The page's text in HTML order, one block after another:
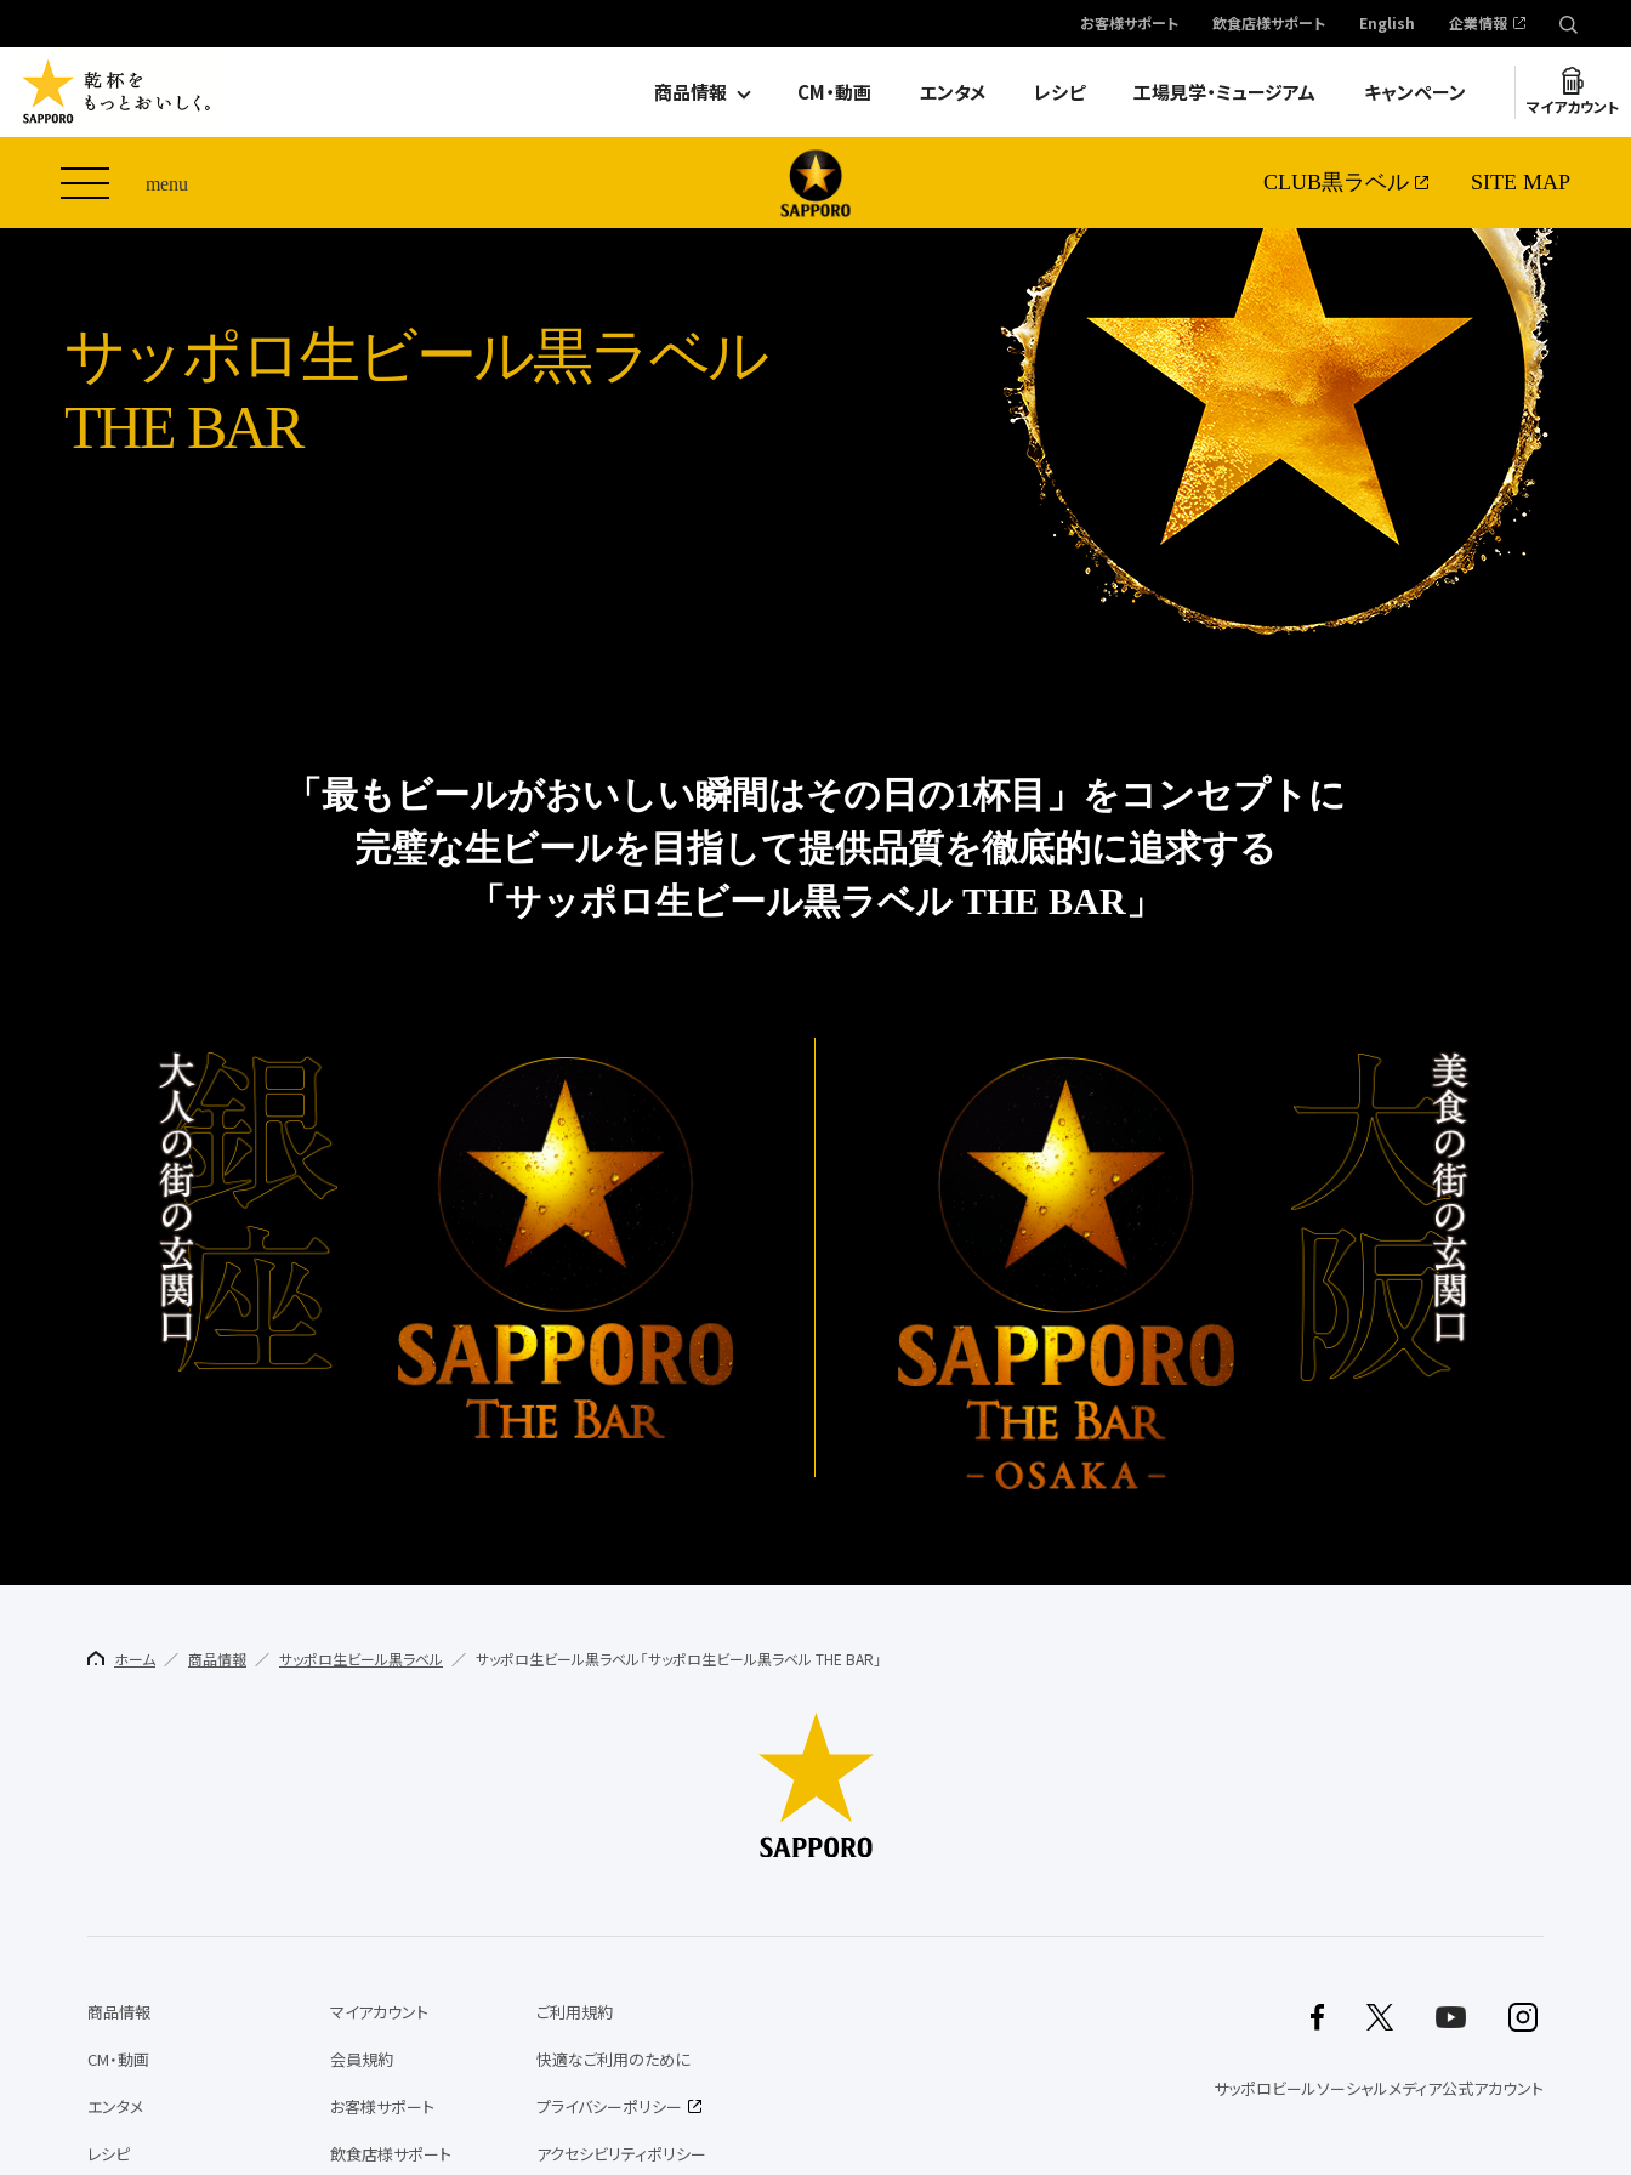
お客様サポート 飲食店様サポート English 企業情報
商品情報 CM・動画 エンタメ レシピ 工場見学・ミュージアム キャンペーン
マイアカウント
menu CLUB黒ラベル SITE MAP
ザ・パーフェクト黒ラベル アワード
山本由伸選手応援プロジェクト「GET A STAR
YOSHINOBU」
サッポロ生ビール黒ラベル 『THE STAR JAM』
限定発売
サッポロ生ビール黒ラベル
オカズデザインが提案する
黒ラベルに合う食40選
ザ・パーフェクト黒ラベルが飲めるお店
CLUB 黒ラベル
サッポロ生ビール黒ラベル
THE BAR
「最もビールがおいしい瞬間はその日の1杯目」をコンセプトに
完璧な生ビールを目指して提供品質を徹底的に追求する
「サッポロ生ビール黒ラベル THE BAR」
ホーム 商品情報 サッポロ生ビール黒ラベル サッポロ生ビール黒ラベル「サッポロ生ビール黒ラベル THE BAR」
サッポロビールソーシャルメディア公式アカウント
商品情報
CM・動画
エンタメ
レシピ
マイアカウント
会員規約
お客様サポート
飲食店様サポート
ご利用規約
快適なご利用のために
プライバシーポリシー
アクセシビリティポリシー